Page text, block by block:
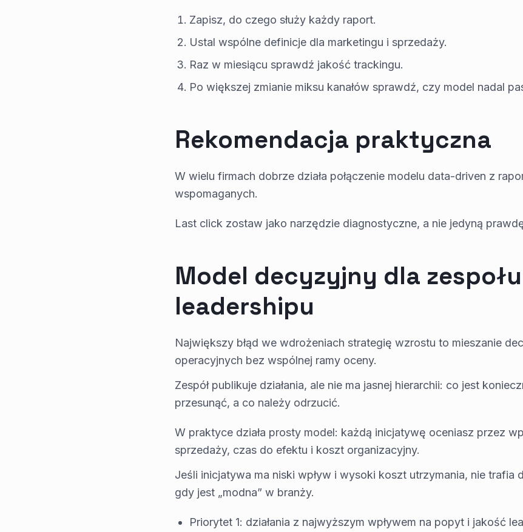
Zapisz, do czego służy każdy raport.
Ustal wspólne definicje dla marketingu i sprzedaży.
Raz w miesiącu sprawdź jakość trackingu.
Po większej zmianie miksu kanałów sprawdź, czy model nadal
Rekomendacja praktyczna
W wielu firmach dobrze działa połączenie modelu data-driven z
wspomaganych.
Last click zostaw jako narzędzie diagnostyczne, a nie jedyną
Model decyzyjny dla
leadershipu
Największy błąd we wdrożeniach strategię wzrostu to mieszanie
operacyjnych bez wspólnej ramy oceny.
Zespół publikuje działania, ale nie ma jasnej hierarchii: co jest
przesunąć, a co należy odrzucić.
W praktyce działa prosty model: każdą inicjatywę oceniasz przez
sprzedaży, czas do efektu i koszt organizacyjny.
Jeśli inicjatywa ma niski wpływ i wysoki koszt utrzymania, nie trafia
gdy jest „modna” w branży.
Priorytet 1: działania z najwyższym wpływem na popyt i jakość